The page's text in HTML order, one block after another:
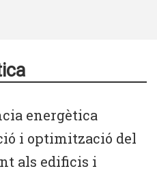
energètica
i optimització del
als edificis i